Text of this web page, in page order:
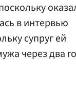
в интервью
супруг ей
через два